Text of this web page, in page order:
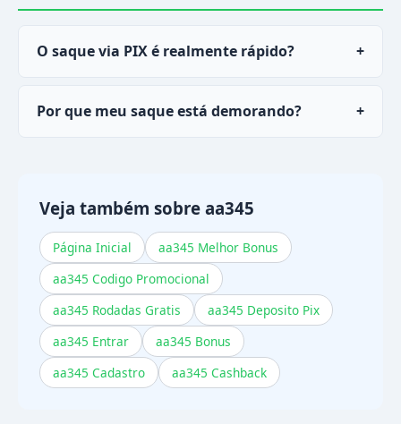
O saque via PIX é realmente rápido?
+
em menos de 30 minutos.
Por que meu saque está demorando?
+
esses itens ou contate o suporte.
Veja também sobre aa345
Página Inicial
aa345 Melhor Bonus
aa345 Codigo Promocional
aa345 Rodadas Gratis
aa345 Deposito Pix
aa345 Entrar
aa345 Bonus
aa345 Cadastro
aa345 Cashback